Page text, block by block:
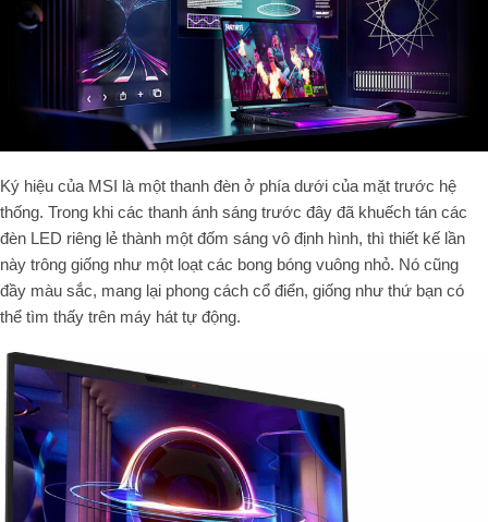
Ký hiệu của MSI là một thanh đèn ở phía dưới của mặt trước hệ
thống. Trong khi các thanh ánh sáng trước đây đã khuếch tán các
đèn LED riêng lẻ thành một đốm sáng vô định hình, thì thiết kế lần
này trông giống như một loạt các bong bóng vuông nhỏ. Nó cũng
đầy màu sắc, mang lại phong cách cổ điển, giống như thứ bạn có
thể tìm thấy trên máy hát tự động.